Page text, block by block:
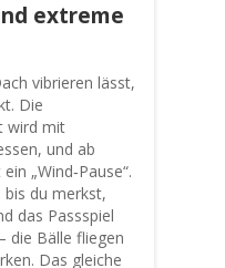
extreme
vibrieren lässt,
Die
wird mit
und ab
„Wind‑Pause“.
bis du merkst,
das Passspiel
die Bälle fliegen
Das gleiche